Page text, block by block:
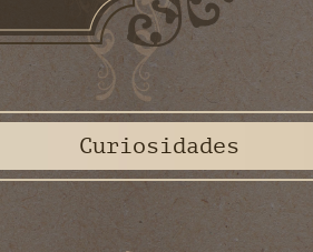
Curiosidades